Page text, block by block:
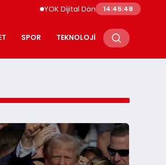
YOK Dijital Dönüşüm İçin Bilişim
14:45:49
SPOR TEKNOLOJI